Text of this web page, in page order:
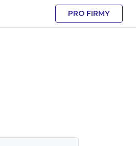
PRO FIRMY